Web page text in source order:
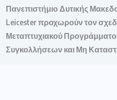
Πανεπιστήμιο Δυτικής
Leicester προχωρούν τον
Μεταπτυχιακού
Συγκολλήσεων και Μη